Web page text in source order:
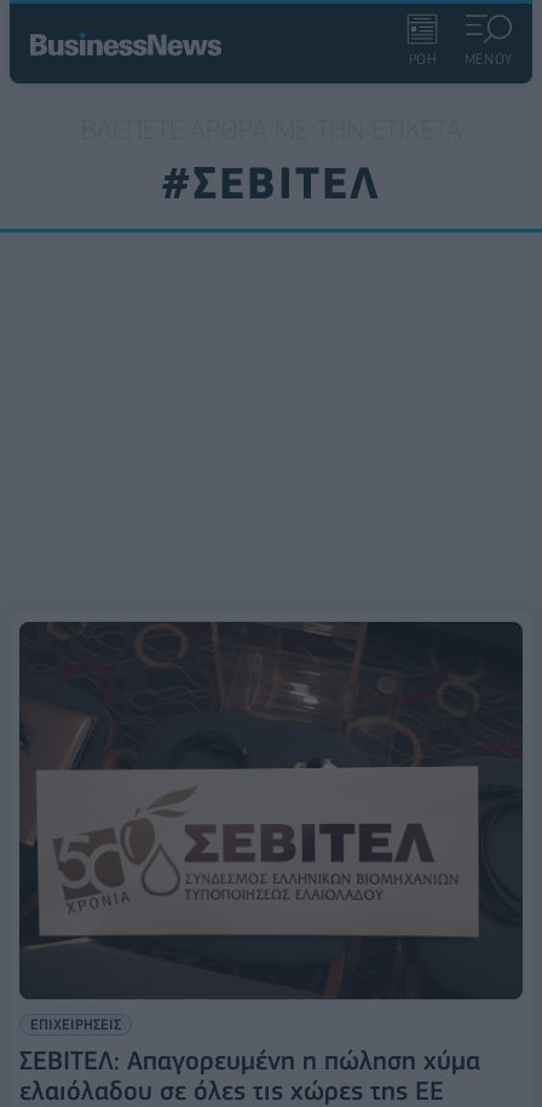
ΡΟΗ ΜΕΝΟΥ
#ΣΕΒΙΤΕΛ
ΕΠΙΧΕΙΡΗΣΕΙΣ
ΣΕΒΙΤΕΛ: Απαγορευμένη η πώληση χύμα
ελαιόλαδου σε όλες τις χώρες της ΕΕ